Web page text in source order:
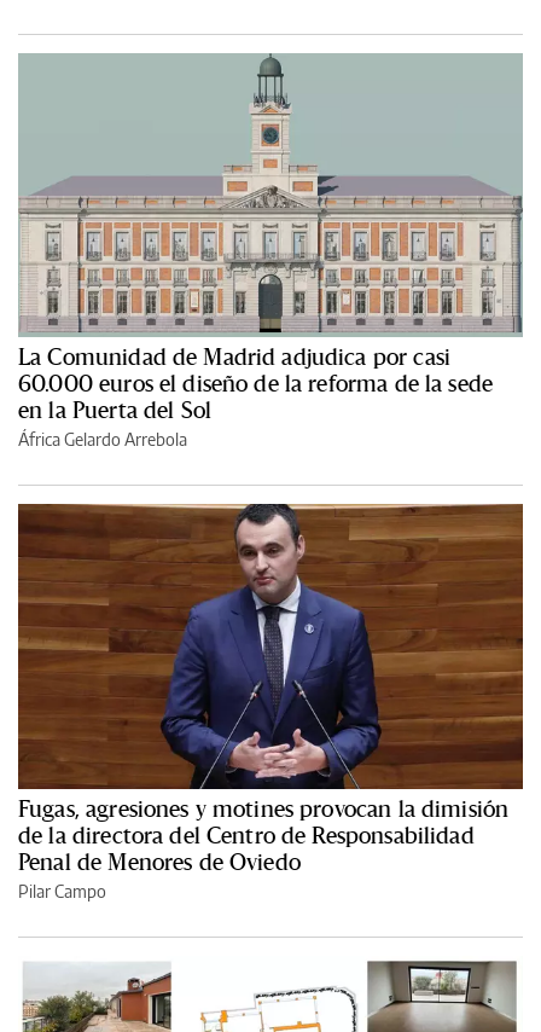
La Comunidad de Madrid adjudica por casi
60.000 euros el diseño de la reforma de la sede
en la Puerta del Sol
África Gelardo Arrebola
Fugas, agresiones y motines provocan la dimisión
de la directora del Centro de Responsabilidad
Penal de Menores de Oviedo
Pilar Campo